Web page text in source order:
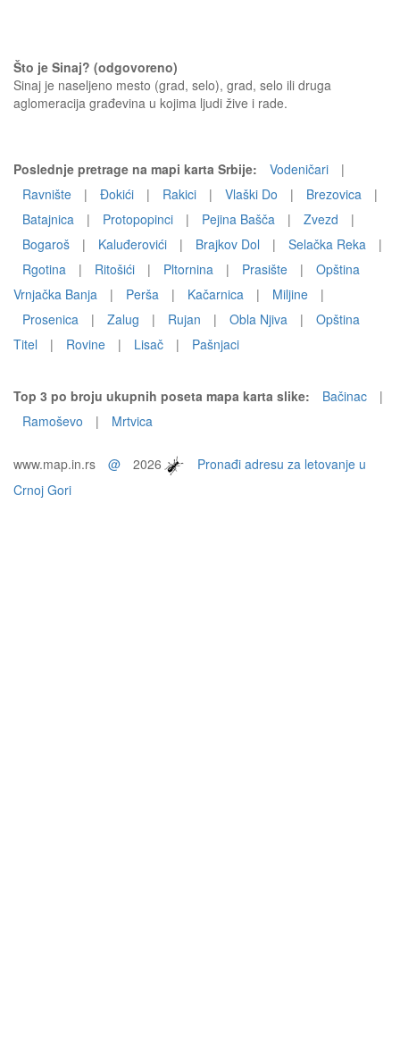
Što je Sinaj? (odgovoreno)
Sinaj je naseljeno mesto (grad, selo), grad, selo ili druga
aglomeracija građevina u kojima ljudi žive i rade.
Poslednje pretrage na mapi karta Srbije: Vodeničari
|
Ravnište
| Ðokići | Rakici | Vlaški Do | Brezovica
|
Batajnica
| Protopopinci | Pejina Bašča | Zvezd
|
Bogaroš
| Kaluđerovići | Brajkov Dol | Selačka Reka
|
Rgotina
| Ritošići | Pltornina | Prasište |
Opština
Vrnjačka Banja
| Perša | Kačarnica | Miljine
|
Prosenica
| Zalug | Rujan | Obla Njiva |
Opština
Titel
| Rovine | Lisač | Pašnjaci
Top 3 po broju ukupnih poseta mapa karta slike: Bačinac
|
Ramoševo
| Mrtvica
www.map.in.rs @ 2026
Pronađi adresu za letovanje u
Crnoj Gori